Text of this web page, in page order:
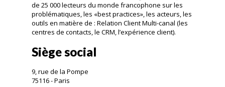
de 25 000 lecteurs du monde francophone sur les
problématiques, les «best practices», les acteurs, les
outils en matière de : Relation Client Multi-canal (les
centres de contacts, le CRM, l’expérience client).
Siège social
9, rue de la Pompe
75116 - Paris